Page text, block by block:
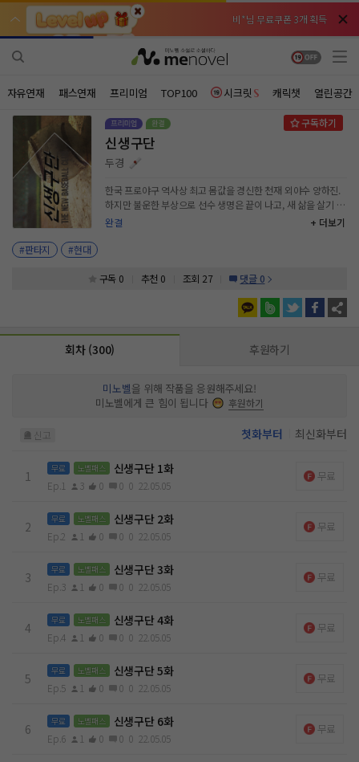
비*님 무료쿠폰 3개 획득
비*님 무료쿠폰 3개 획득
천***님 배지뽑기권 3개 획득
천***님 배지뽑기권 3개 획득
주*님 배지뽑기권 1개 획득
주*님 배지뽑기권 1개 획득
레*님 무료쿠폰 4개 획득
레*님 무료쿠폰 4개 획득
인*님 레어뽑기권 1개 획득
인*님 레어뽑기권 1개 획득
자유연재 패스연재 프리미엄 TOP100 시크릿 캐릭챗 열린공간
신생구단
두경
완결
한국 프로야구 역사상 최고 몸값을 경신한 천재 외야수 양하진.
하지만 불운한 부상으로 선수 생명은 끝이 나고, 새 삶을 살기 위
해 미국으로 떠나게 된다. 그곳엔 놀라운 인연이 기다리고 있었
+ 더보기
#판타지
#현대
구독 0 추천 0 조회 27 댓글 0
회차 (300) 후원하기
미노벨을 위해 작품을 응원해주세요!
미노벨에게 큰 힘이 됩니다
후원하기
신고 첫화부터 최신화부터
1
무료 노벨패스 신생구단 1화
Ep.1 3 0 0 0 22.05.05
무료
2
무료 노벨패스 신생구단 2화
Ep.2 1 0 0 0 22.05.05
무료
3
무료 노벨패스 신생구단 3화
Ep.3 1 0 0 0 22.05.05
무료
4
무료 노벨패스 신생구단 4화
Ep.4 1 0 0 0 22.05.05
무료
5
무료 노벨패스 신생구단 5화
Ep.5 1 0 0 0 22.05.05
무료
6
무료 노벨패스 신생구단 6화
Ep.6 1 0 0 0 22.05.05
무료